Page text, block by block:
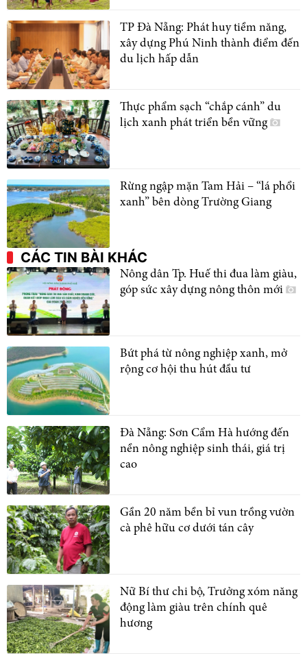
TP Đà Nẵng: Phát huy tiềm năng,
xây dựng Phú Ninh thành điểm đến
du lịch hấp dẫn
Thực phẩm sạch “chắp cánh” du
lịch xanh phát triển bền vững
Rừng ngập mặn Tam Hải – “lá phổi
xanh” bên dòng Trường Giang
CÁC TIN BÀI KHÁC
Nông dân Tp. Huế thi đua làm giàu,
góp sức xây dựng nông thôn mới
Bứt phá từ nông nghiệp xanh, mở
rộng cơ hội thu hút đầu tư
Đà Nẵng: Sơn Cẩm Hà hướng đến
nền nông nghiệp sinh thái, giá trị
cao
Gần 20 năm bền bỉ vun trồng vườn
cà phê hữu cơ dưới tán cây
Nữ Bí thư chi bộ, Trưởng xóm năng
động làm giàu trên chính quê
hương